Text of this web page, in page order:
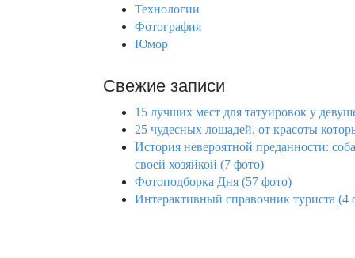
Технологии
Фотография
Юмор
Свежие записи
15 лучших мест для татуировок у
25 чудесных лошадей, от красоты
История невероятной преданности:
своей хозяйкой (7 фото)
Фотоподборка Дня (57 фото)
Интерактивный справочник туриста (4